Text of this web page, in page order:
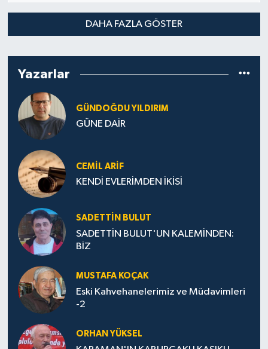
DAHA FAZLA GÖSTER
Yazarlar
GÜNDOĞDU YILDIRIM
GÜNE DAİR
CEMIL ARİF
KENDİ EVLERİMDEN İKİSİ
SADETTIN BULUT
SADETTİN BULUT'UN KALEMİNDEN:
BİZ
MUSTAFA KOÇAK
Eski Kahvehanelerimiz ve Müdavimleri
-2
ORHAN YÜKSEL